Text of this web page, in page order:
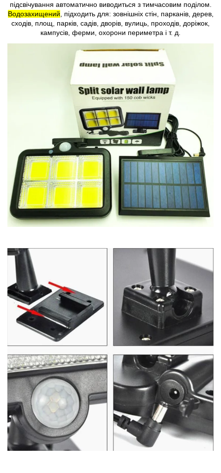
підсвічування автоматично виводиться з тимчасовим поділом.
Водозахищений, підходить для: зовнішніх стін, парканів, дерев,
сходів, площ, парків, садів, дворів, вулиць, проходів, доріжок,
кампусів, ферми, охорони периметра і т. д.